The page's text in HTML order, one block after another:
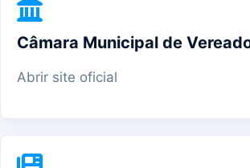
Câmara Municipal de
Abrir site oficial